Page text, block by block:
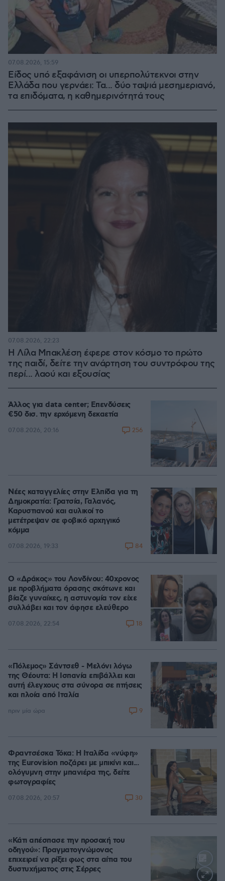
Είδος υπό εξαφάνιση οι υπερπολύτεκνοι στην
Ελλάδα που γερνάει: Τα... δύο ταψιά μεσημεριανό,
τα επιδόματα, η καθημερινότητά τους
07.08.2026, 15:59
Η Λίλα Μπακλέση έφερε στον κόσμο το πρώτο
της παιδί, δείτε την ανάρτηση του συντρόφου της
περί... λαού και εξουσίας
07.08.2026, 22:23
Άλλος για data center; Επενδύσεις
€50 δισ. την ερχόμενη δεκαετία
07.08.2026, 20:16 256
Νέες καταγγελίες στην Ελπίδα για τη
Δημοκρατία: Γρατσία, Γαλανός,
Καρυστιανού και αυλικοί το
μετέτρεψαν σε φοβικό αρχηγικό
κόμμα
07.08.2026, 19:33 84
Ο «Δράκος» του Λονδίνου: 40χρονος
με προβλήματα όρασης σκότωνε και
βίαζε γυναίκες, η αστυνομία τον είχε
συλλάβει και τον άφησε ελεύθερο
07.08.2026, 22:54 18
«Πόλεμος» Σάντσεθ - Μελόνι λόγω
της Θέουτα: Η Ισπανία επιβάλλει και
αυτή έλεγχους στα σύνορα σε πτήσεις
και πλοία από Ιταλία
πριν μία ώρα 9
Φραντσέσκα Τόκα: Η Ιταλίδα «νύφη»
της Eurovision ποζάρει με μπικίνι και...
ολόγυμνη στην μπανιέρα της, δείτε
φωτογραφίες
07.08.2026, 20:57 30
«Κάτι απέσπασε την προσοχή του
οδηγού»: Πραγματογνώμονας
επιχειρεί να ρίξει φως στα αίτια του
δυστυχήματος στις Σέρρες